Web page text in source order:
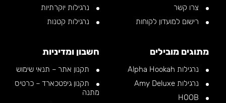
צרו קשר
רישום למועדון לקוחות
נרגילות יוקרתיות
נרגילות קטנות
מתוגים מובילים
נרגילות Alpha Hookah
נרגילות Amy Deluxe
חשבון ומדיניות
תקנון אתר – תנאי שימוש
תקנון גיפטכארד – כרטיס
מתנה